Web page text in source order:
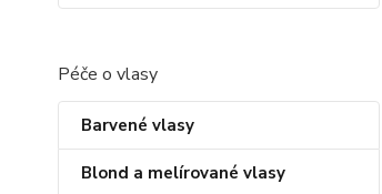
Péče o vlasy
Barvené vlasy
Blond a melírované vlasy